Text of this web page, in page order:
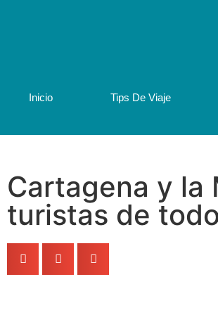
Inicio Tips De Viaje
Cartagena y la
turistas de